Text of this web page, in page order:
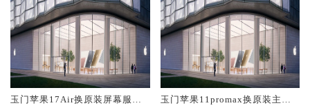
玉门苹果17Air换原装屏幕服务
玉门苹果11promax换原装主板